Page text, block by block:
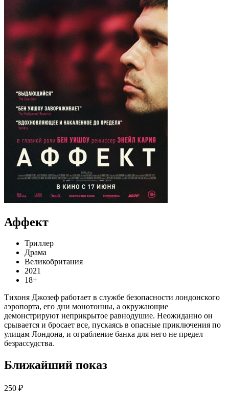
Аффект
Триллер
Драма
Великобритания
2021
18+
Тихоня Джозеф работает в службе безопасности лондонского
аэропорта, его дни монотонны, а окружающие
демонстрируют неприкрытое равнодушие. Неожиданно он
срывается и бросает все, пускаясь в опасные приключения по
улицам Лондона, и ограбление банка для него не предел
безрассудства.
Ближайший показ
250 ₽